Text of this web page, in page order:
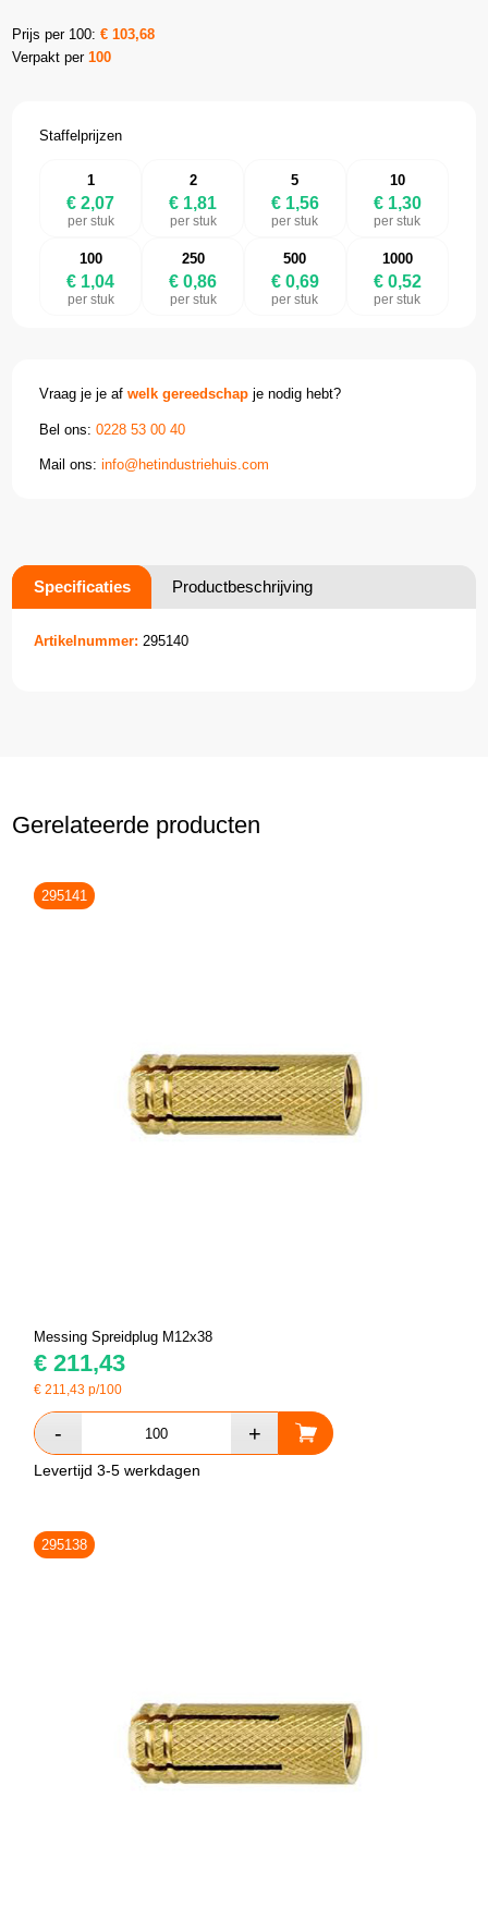
Prijs per 100:€103,68
Verpakt per100
Staffelprijzen
1
€ 2,07
per stuk
2
€ 1,81
per stuk
5
€ 1,56
per stuk
10
€ 1,30
per stuk
100
€ 1,04
per stuk
250
€ 0,86
per stuk
500
€ 0,69
per stuk
1000
€ 0,52
per stuk
Vraag je je afwelk gereedschap je nodig hebt?
Bel ons:0228 53 00 40
Mail ons:info@hetindustriehuis.com
Specificaties Productbeschrijving
Artikelnummer: 295140
Gerelateerde producten
295141
Messing Spreidplug M12x38
€ 211,43
€211,43 p/100
Levertijd 3-5 werkdagen
295138